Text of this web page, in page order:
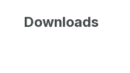
Downloads